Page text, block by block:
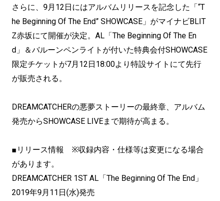
さらに、9月12日にはアルバムリリースを記念した「“T
he Beginning Of The End” SHOWCASE」がマイナビBLIT
Z赤坂にて開催が決定。AL「The Beginning Of The En
d」＆バルーンペンライトが付いた特典会付SHOWCASE
限定チケットが7月12日18:00より特設サイトにて先行
が販売される。
DREAMCATCHERの悪夢ストーリーの最終章、アルバム
発売からSHOWCASE LIVEまで期待が高まる。
■リリース情報 ※収録内容・仕様等は変更になる場合
があります。
DREAMCATCHER 1ST AL「The Beginning Of The End」
2019年9月11日(水)発売